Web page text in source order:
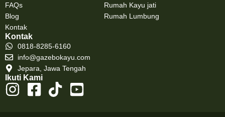
FAQs
Blog
Kontak
Rumah Kayu jati
Rumah Lumbung
Kontak
0818-8285-6160
info@gazebokayu.com
Jepara, Jawa Tengah
Ikuti Kami